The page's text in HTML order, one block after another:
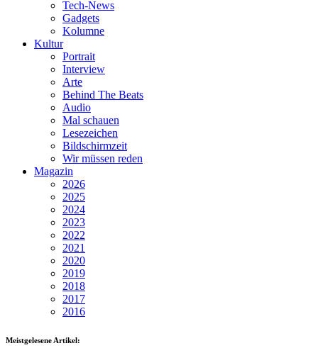
Tech-News
Gadgets
Kolumne
Kultur
Portrait
Interview
Arte
Behind The Beats
Audio
Mal schauen
Lesezeichen
Bildschirmzeit
Wir müssen reden
Magazin
2026
2025
2024
2023
2022
2021
2020
2019
2018
2017
2016
Meistgelesene Artikel: